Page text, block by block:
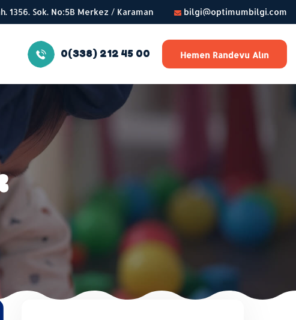
1356. Sok. No:5B Merkez / Karaman bilgi@optimumbilgi.com
0(338) 212 45 00 Hemen Randevu Alın